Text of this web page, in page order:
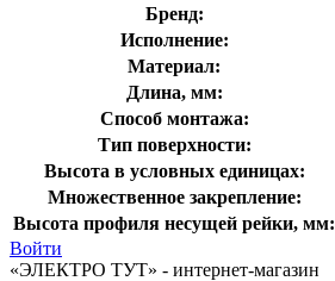
Бренд:
Исполнение:
Материал:
Длина, мм:
Способ монтажа:
Тип поверхности:
Высота в условных единицах:
Множественное закрепление:
Высота профиля несущей рейки, мм:
Войти
«ЭЛЕКТРО ТУТ» - интернет-магазин